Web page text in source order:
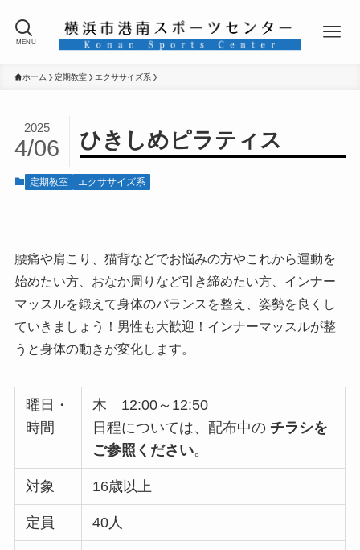
MENU
ホーム 定期教室 エクササイズ系
ひきしめピラティス
2025
4/06
定期教室 エクササイズ系
腰痛や肩こり、猫背などでお悩みの方やこれから運動を
始めたい方、おなか周りなど引き締めたい方、インナー
マッスルを鍛えて身体のバランスを整え、姿勢を良くし
ていきましょう！男性も大歓迎！インナーマッスルが整
うと身体の動きが変化します。
曜日・
時間
木 12:00～12:50
日程については、配布中の チラシを
ご参照ください。
対象 16歳以上
定員 40人